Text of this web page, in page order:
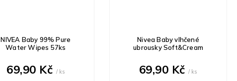
NIVEA Baby 99% Pure
Water Wipes 57ks
69,90 Kč / ks
Nivea Baby vlhčené
ubrousky Soft&Cream
69,90 Kč/ ks